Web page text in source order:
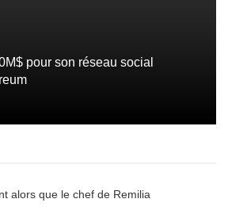
pour son réseau social
alors que le chef de Remilia